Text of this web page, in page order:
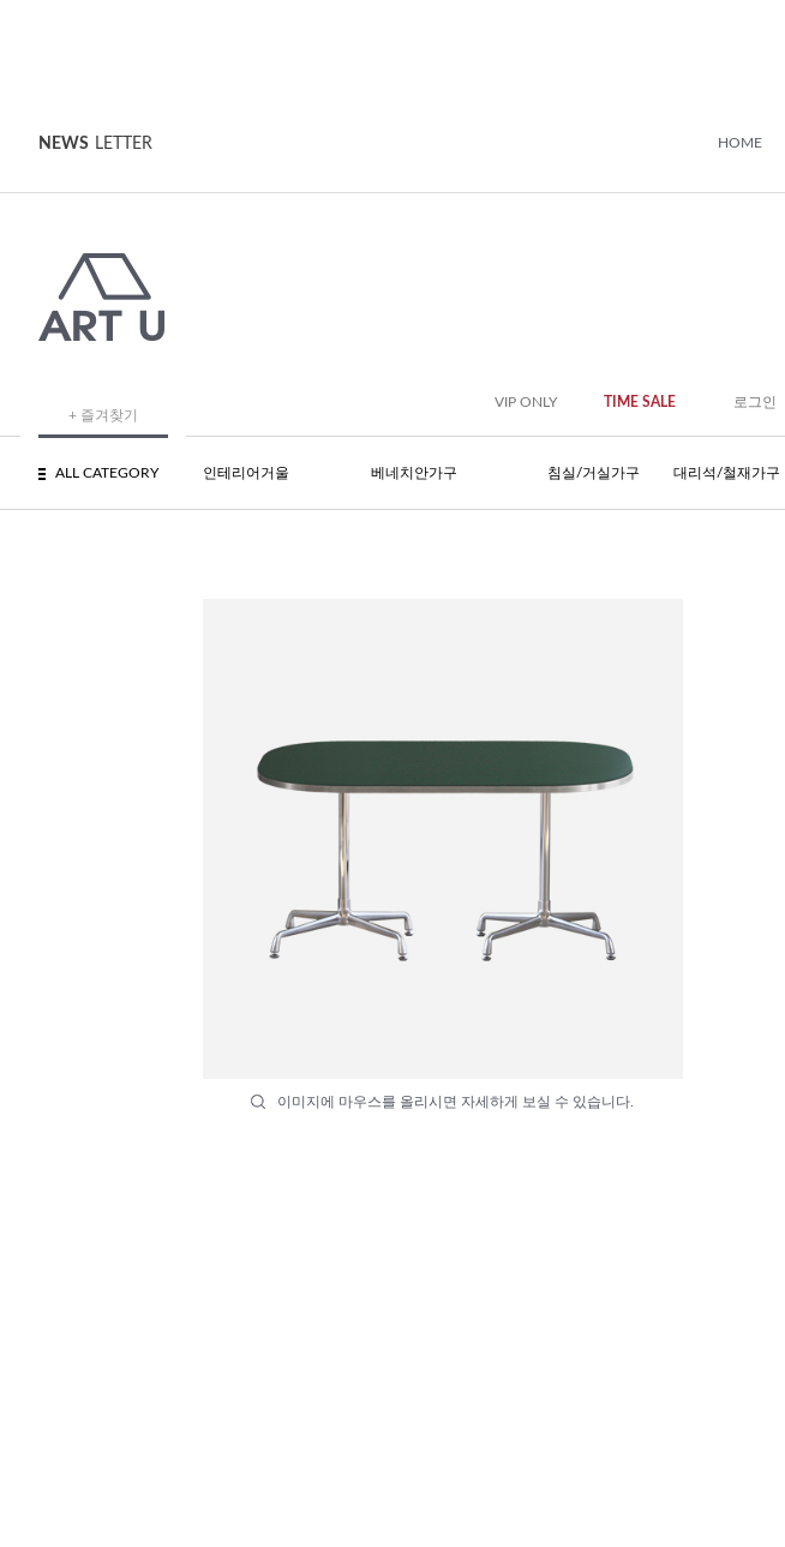
NEWS LETTER HOME
+ 즐겨찾기
VIP ONLY TIME SALE 로그인
ALL CATEGORY 인테리어거울 베네치안가구 침실/거실가구 대리석/철재가구
이미지에 마우스를 올리시면 자세하게 보실 수 있습니다.